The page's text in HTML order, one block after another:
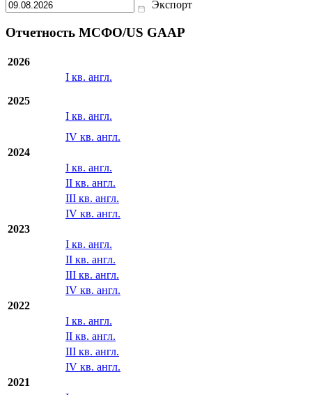
Экспорт
Отчетность МСФО/US GAAP
2026
I кв. англ.
2025
I кв. англ.
IV кв. англ.
2024
I кв. англ.
II кв. англ.
III кв. англ.
IV кв. англ.
2023
I кв. англ.
II кв. англ.
III кв. англ.
IV кв. англ.
2022
I кв. англ.
II кв. англ.
III кв. англ.
IV кв. англ.
2021